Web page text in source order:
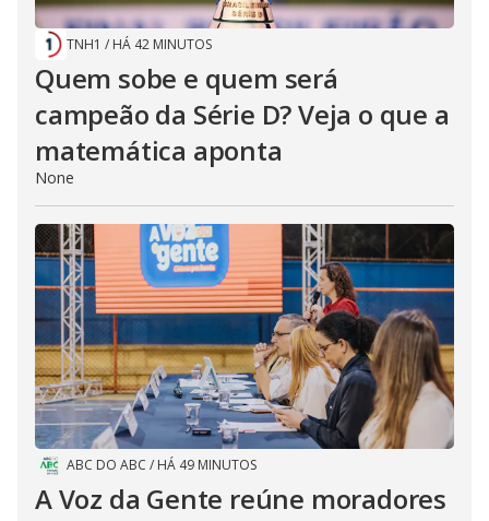
TNH1 / HÁ 42 MINUTOS
Quem sobe e quem será
campeão da Série D? Veja o que a
matemática aponta
None
ABC DO ABC / HÁ 49 MINUTOS
A Voz da Gente reúne moradores